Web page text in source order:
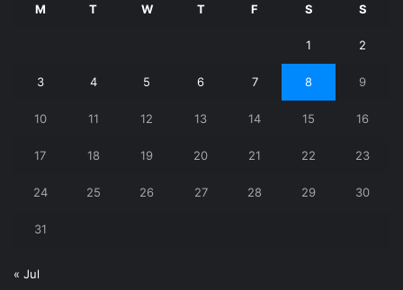
M T W T F S S
1 2
3 4 5 6 7 8 9
10 11 12 13 14 15 16
17 18 19 20 21 22 23
24 25 26 27 28 29 30
31
« Jul